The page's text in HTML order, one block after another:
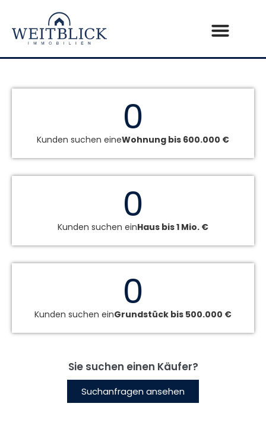
Kunden suchen eineWohnung bis 600.000 €
0
Kunden suchen einHaus bis 1 Mio. €
0
Kunden suchen einGrundstück bis 500.000 €
0
Sie suchen einen Käufer?
Suchanfragen ansehen